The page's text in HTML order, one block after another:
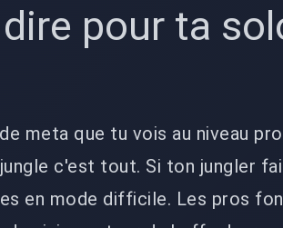
pour ta
meta que tu vois au niveau
c'est tout. Si ton jungler
en mode difficile. Les pros